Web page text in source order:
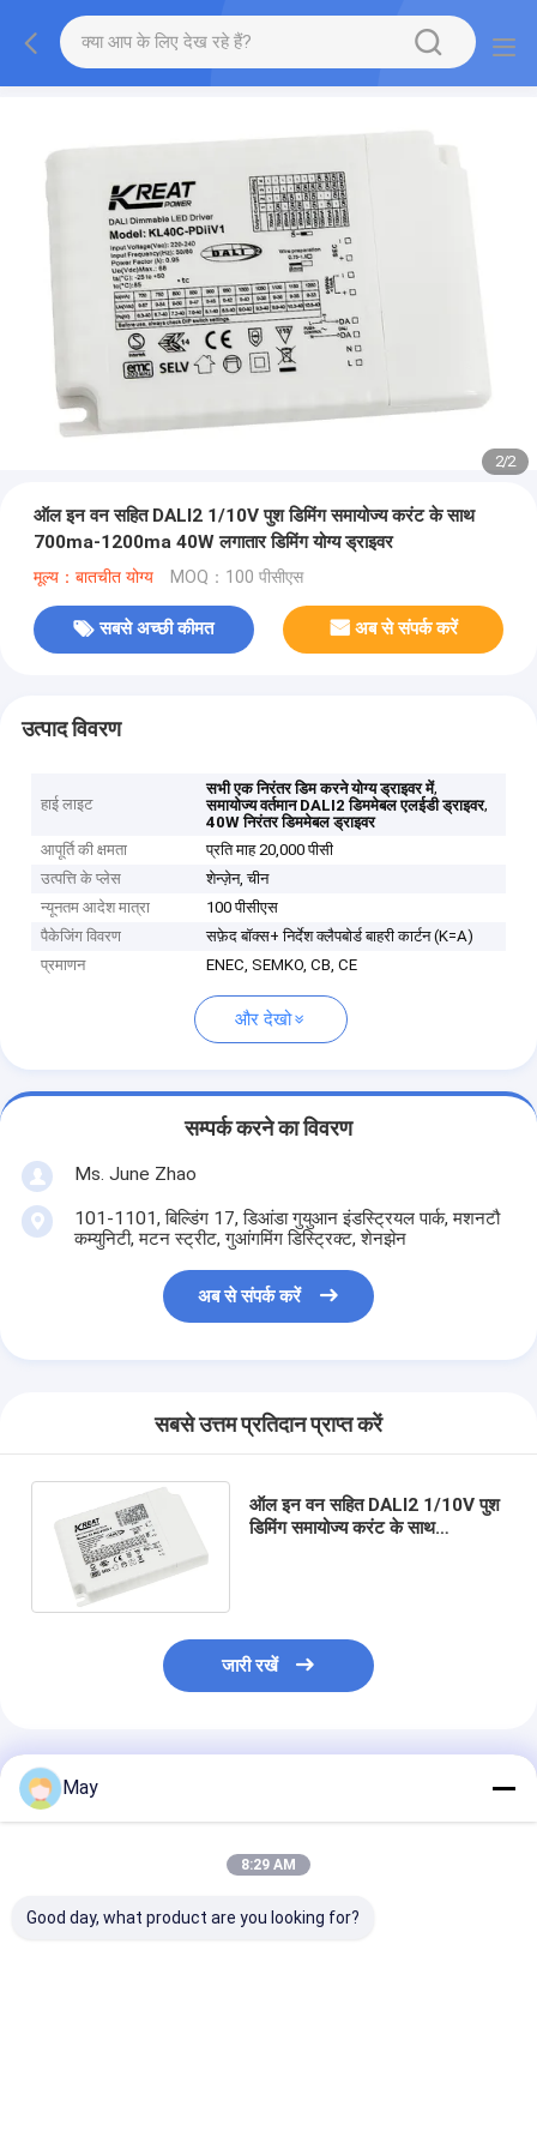
2/2
ऑल इन वन सहित DALI2 1/10V पुश डिमिंग समायोज्य करंट के साथ
700ma-1200ma 40W लगातार डिमिंग योग्य ड्राइवर
मूल्य：बातचीत योग्य MOQ：100 पीसीएस
सबसे अच्छी कीमत अब से संपर्क करें
उत्पाद विवरण
हाई लाइट
सभी एक निरंतर डिम करने योग्य ड्राइवर में,
समायोज्य वर्तमान DALI2 डिममेबल एलईडी ड्राइवर,
40W निरंतर डिममेबल ड्राइवर
आपूर्ति की क्षमता
प्रति माह 20,000 पीसी
उत्पत्ति के प्लेस
शेन्ज़ेन, चीन
न्यूनतम आदेश मात्रा
100 पीसीएस
पैकेजिंग विवरण
सफ़ेद बॉक्स+ निर्देश क्लैपबोर्ड बाहरी कार्टन (K=A)
प्रमाणन
ENEC, SEMKO, CB, CE
और देखो
सम्पर्क करने का विवरण
Ms. June Zhao
101-1101, बिल्डिंग 17, डिआंडा गुयुआन इंडस्ट्रियल पार्क, मशनटौ
कम्युनिटी, मटन स्ट्रीट, गुआंगमिंग डिस्ट्रिक्ट, शेनझेन
अब से संपर्क करें
सबसे उत्तम प्रतिदान प्राप्त करें
ऑल इन वन सहित DALI2 1/10V पुश
डिमिंग समायोज्य करंट के साथ
जारी रखें
अनुशंसित उत्पाद
May
8:29 AM
Good day, what product are you looking for?